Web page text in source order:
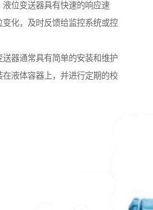
位变送器具有快速的响应速
化，及时反馈给监控系统或控
器通常具有简单的安装和维护
液体容器上，并进行定期的校